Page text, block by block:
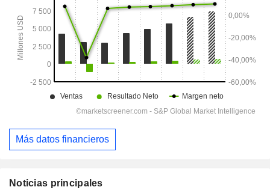
Más datos financieros
Noticias principales